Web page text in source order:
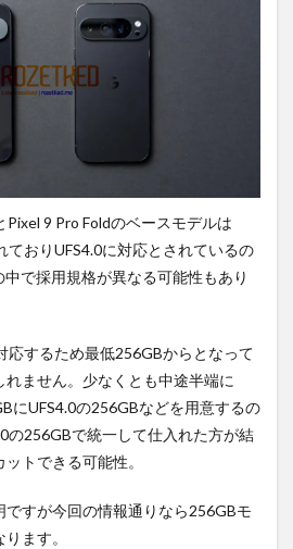
Pixel 9 Pro Foldのベースモデルは
ておりUFS4.0に対応とされているの
で採用規格が異なる可能性もあり
応するため最低256GBからとなって
ません。少なくとも中途半端に
にUFS4.0の256GBなどを用意するの
の256GBで統一して仕入れた方が結
トできる可能性。
すが今回の情報通りなら256GBモ
ます。